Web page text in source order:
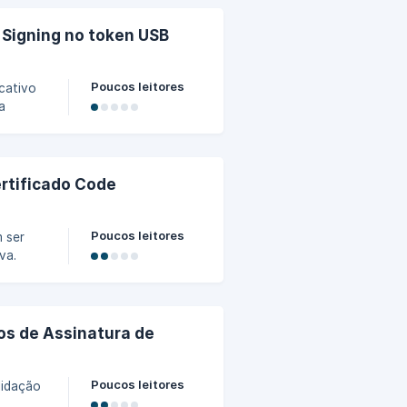
no token USB
Poucos leitores
Code
ser
sua
de
Poucos leitores
de Assinatura de
Poucos leitores